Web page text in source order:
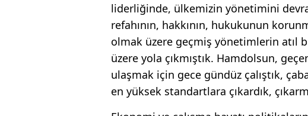
liderliğinde, ülkemizin yönetimini
refahının, hakkının, hukukunun
olmak üzere geçmiş yönetimlerin atıl
üzere yola çıkmıştık. Hamdolsun,
ulaşmak için gece gündüz çalıştık,
en yüksek standartlara çıkardık,